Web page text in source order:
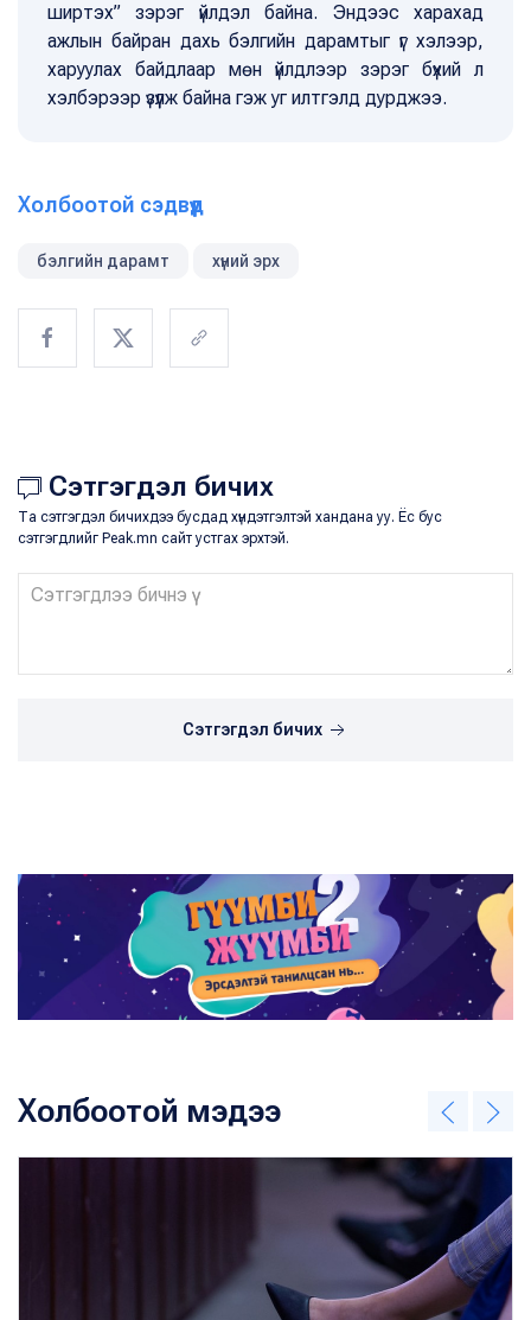
ширтэх” зэрэг үйлдэл байна. Эндээс харахад
ажлын байран дахь бэлгийн дарамтыг үг хэлээр,
харуулах байдлаар мөн үйлдлээр зэрэг бүхий л
хэлбэрээр үзүүлж байна гэж уг илтгэлд дурджээ.
Холбоотой сэдвүүд
бэлгийн дарамт хүний эрх
Сэтгэгдэл бичих
Та сэтгэгдэл бичихдээ бусдад хүндэтгэлтэй хандана уу. Ёс бус
сэтгэгдлийг Peak.mn сайт устгах эрхтэй.
Сэтгэгдэл бичих
Холбоотой мэдээ